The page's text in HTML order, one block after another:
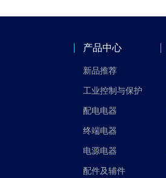
产品中心
新品推荐
工业控制与保护
配电电器
终端电器
电源电器
配件及辅件